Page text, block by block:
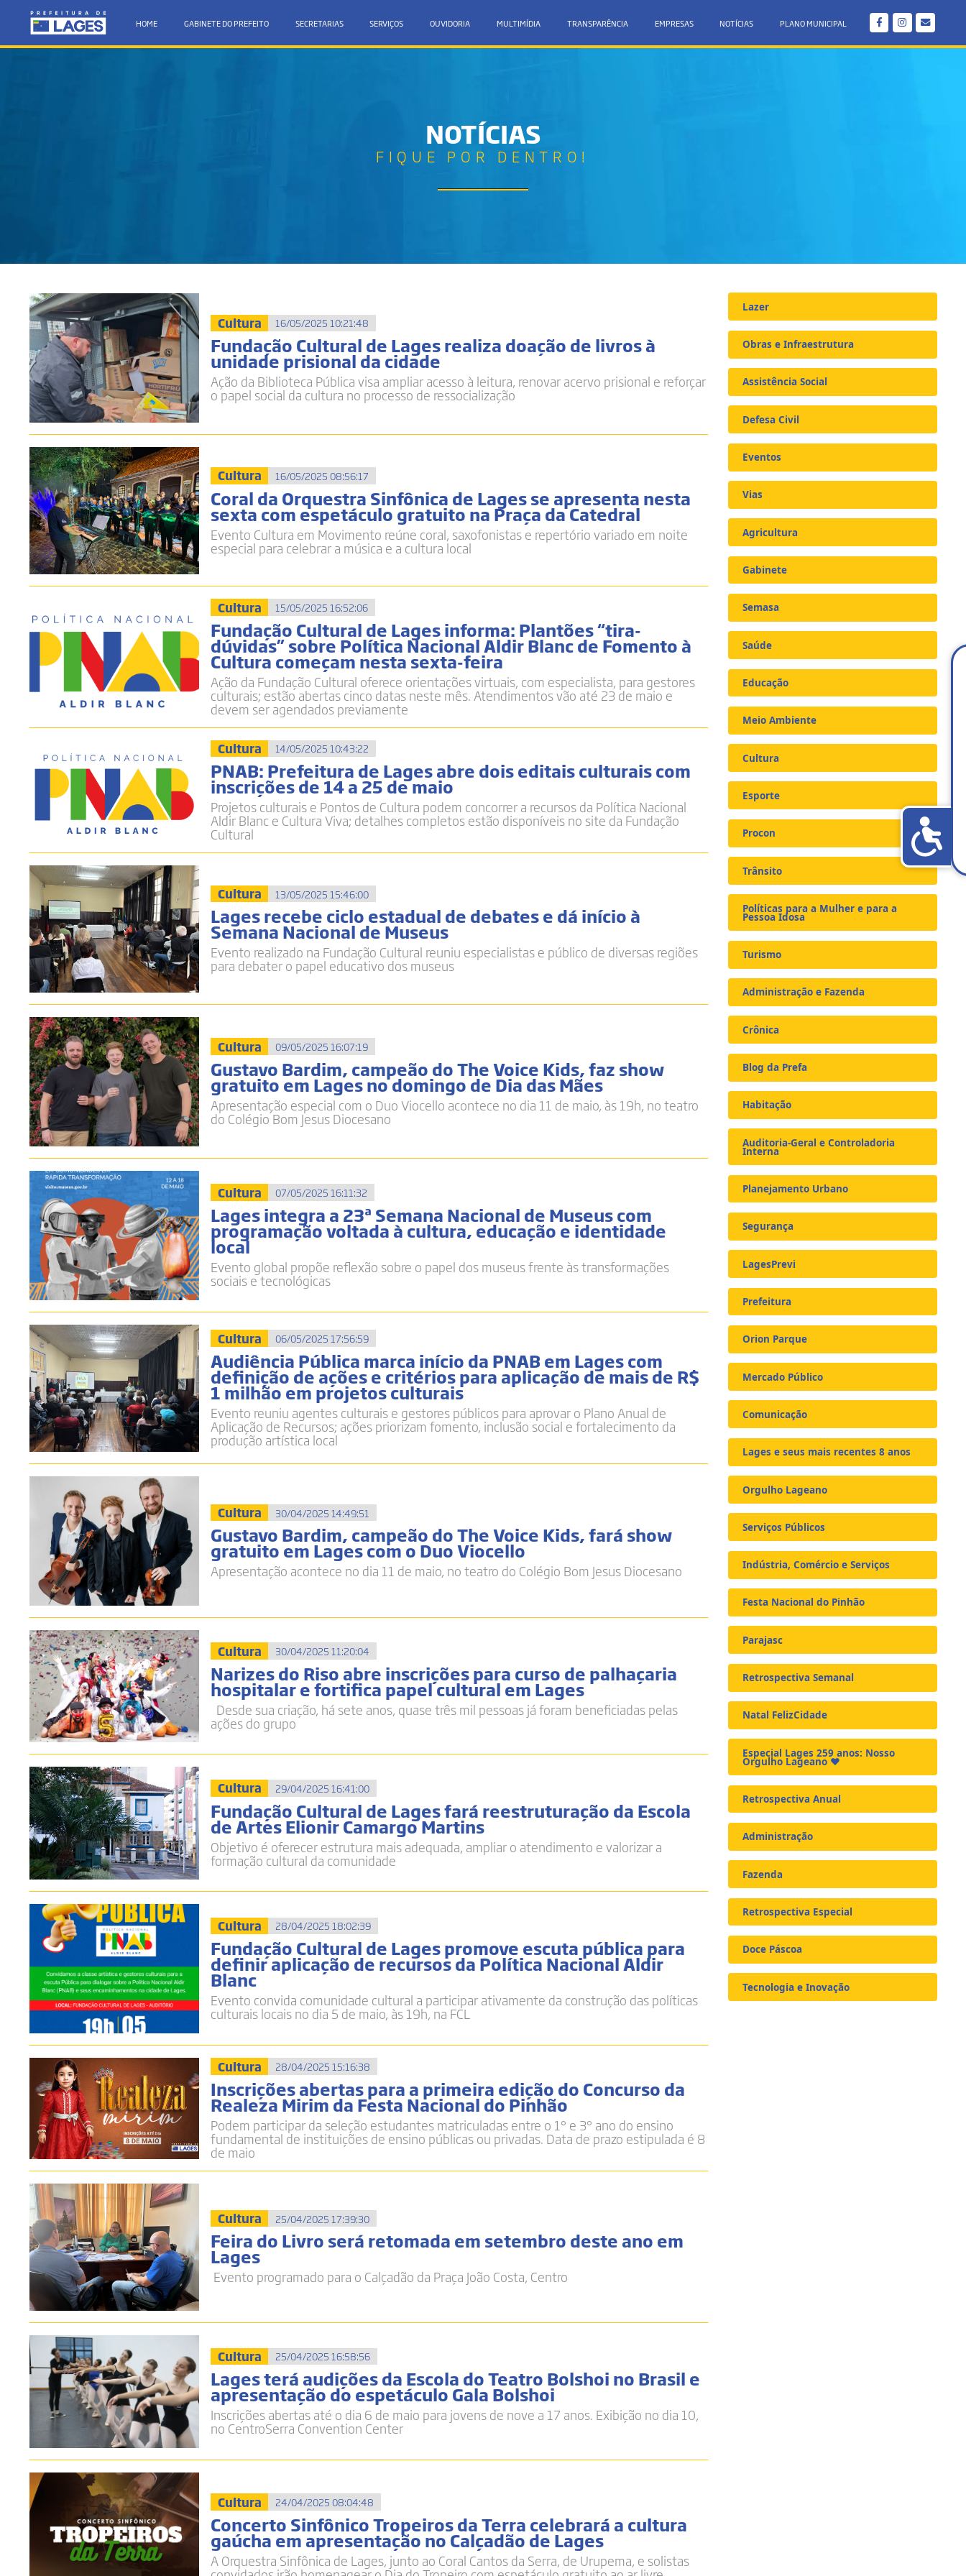
HOME GABINETE DO PREFEITO SECRETARIAS SERVIÇOS OUVIDORIA MULTIMÍDIA TRANSPARÊNCIA EMPRESAS NOTÍCIAS PLANO MUNICIPAL
NOTÍCIAS
FIQUE POR DENTRO!
Cultura 16/05/2025 10:21:48
Fundação Cultural de Lages realiza doação de livros à
unidade prisional da cidade
Ação da Biblioteca Pública visa ampliar acesso à leitura, renovar acervo prisional e reforçar
o papel social da cultura no processo de ressocialização
Cultura 16/05/2025 08:56:17
Coral da Orquestra Sinfônica de Lages se apresenta nesta
sexta com espetáculo gratuito na Praça da Catedral
Evento Cultura em Movimento reúne coral, saxofonistas e repertório variado em noite
especial para celebrar a música e a cultura local
Cultura 15/05/2025 16:52:06
Fundação Cultural de Lages informa: Plantões “tira-
dúvidas” sobre Política Nacional Aldir Blanc de Fomento à
Cultura começam nesta sexta-feira
Ação da Fundação Cultural oferece orientações virtuais, com especialista, para gestores
culturais; estão abertas cinco datas neste mês. Atendimentos vão até 23 de maio e
devem ser agendados previamente
Cultura 14/05/2025 10:43:22
PNAB: Prefeitura de Lages abre dois editais culturais com
inscrições de 14 a 25 de maio
Projetos culturais e Pontos de Cultura podem concorrer a recursos da Política Nacional
Aldir Blanc e Cultura Viva; detalhes completos estão disponíveis no site da Fundação
Cultural
Cultura 13/05/2025 15:46:00
Lages recebe ciclo estadual de debates e dá início à
Semana Nacional de Museus
Evento realizado na Fundação Cultural reuniu especialistas e público de diversas regiões
para debater o papel educativo dos museus
Cultura 09/05/2025 16:07:19
Gustavo Bardim, campeão do The Voice Kids, faz show
gratuito em Lages no domingo de Dia das Mães
Apresentação especial com o Duo Viocello acontece no dia 11 de maio, às 19h, no teatro
do Colégio Bom Jesus Diocesano
Cultura 07/05/2025 16:11:32
Lages integra a 23ª Semana Nacional de Museus com
programação voltada à cultura, educação e identidade
local
Evento global propõe reflexão sobre o papel dos museus frente às transformações
sociais e tecnológicas
Cultura 06/05/2025 17:56:59
Audiência Pública marca início da PNAB em Lages com
definição de ações e critérios para aplicação de mais de R$
1 milhão em projetos culturais
Evento reuniu agentes culturais e gestores públicos para aprovar o Plano Anual de
Aplicação de Recursos; ações priorizam fomento, inclusão social e fortalecimento da
produção artística local
Cultura 30/04/2025 14:49:51
Gustavo Bardim, campeão do The Voice Kids, fará show
gratuito em Lages com o Duo Viocello
Apresentação acontece no dia 11 de maio, no teatro do Colégio Bom Jesus Diocesano
Cultura 30/04/2025 11:20:04
Narizes do Riso abre inscrições para curso de palhaçaria
hospitalar e fortifica papel cultural em Lages
Desde sua criação, há sete anos, quase três mil pessoas já foram beneficiadas pelas
ações do grupo
Cultura 29/04/2025 16:41:00
Fundação Cultural de Lages fará reestruturação da Escola
de Artes Elionir Camargo Martins
Objetivo é oferecer estrutura mais adequada, ampliar o atendimento e valorizar a
formação cultural da comunidade
Cultura 28/04/2025 18:02:39
​Fundação Cultural de Lages promove escuta pública para
definir aplicação de recursos da Política Nacional Aldir
Blanc​
Evento convida comunidade cultural a participar ativamente da construção das políticas
culturais locais​ no dia 5 de maio, às 19h, na FCL
Cultura 28/04/2025 15:16:38
Inscrições abertas para a primeira edição do Concurso da
Realeza Mirim da Festa Nacional do Pinhão
Podem participar da seleção estudantes matriculadas entre o 1° e 3° ano do ensino
fundamental de instituições de ensino públicas ou privadas. Data de prazo estipulada é 8
de maio
Cultura 25/04/2025 17:39:30
Feira do Livro será retomada em setembro deste ano em
Lages
Evento programado para o Calçadão da Praça João Costa, Centro
Cultura 25/04/2025 16:58:56
Lages terá audições da Escola do Teatro Bolshoi no Brasil e
apresentação do espetáculo Gala Bolshoi
Inscrições abertas até o dia 6 de maio para jovens de nove a 17 anos. Exibição no dia 10,
no CentroSerra Convention Center
Cultura 24/04/2025 08:04:48
Concerto Sinfônico Tropeiros da Terra celebrará a cultura
gaúcha em apresentação no Calçadão de Lages
A Orquestra Sinfônica de Lages, junto ao Coral Cantos da Serra, de Urupema, e solistas
Lazer
Obras e Infraestrutura
Assistência Social
Defesa Civil
Eventos
Vias
Agricultura
Gabinete
Semasa
Saúde
Educação
Meio Ambiente
Cultura
Esporte
Procon
Trânsito
Políticas para a Mulher e para a
Pessoa Idosa
Turismo
Administração e Fazenda
Crônica
Blog da Prefa
Habitação
Auditoria-Geral e Controladoria
Interna
Planejamento Urbano
Segurança
LagesPrevi
Prefeitura
Orion Parque
Mercado Público
Comunicação
Lages e seus mais recentes 8 anos
Orgulho Lageano
Serviços Públicos
Indústria, Comércio e Serviços
Festa Nacional do Pinhão
Parajasc
Retrospectiva Semanal
Natal FelizCidade
Especial Lages 259 anos: Nosso
Orgulho Lageano ❤️
Retrospectiva Anual
Administração
Fazenda
Retrospectiva Especial
Doce Páscoa
Tecnologia e Inovação